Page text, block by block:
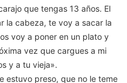
que tengas 13 años. El
la cabeza, te voy a sacar la
voy a poner en un plato y
vez que cargues a mi
y a tu vieja».
estuvo preso, que no le teme